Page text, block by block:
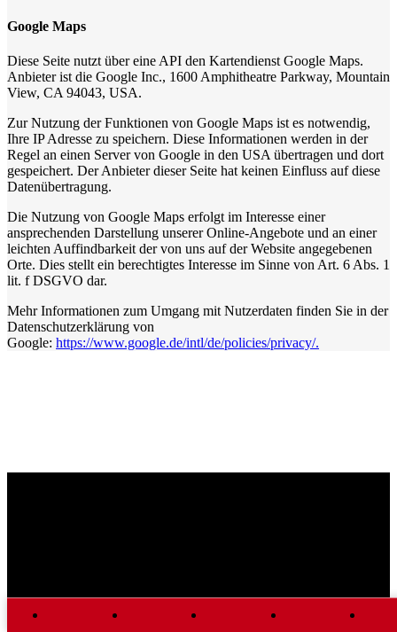
Google Maps
Diese Seite nutzt über eine API den Kartendienst Google Maps.
Anbieter ist die Google Inc., 1600 Amphitheatre Parkway, Mountain
View, CA 94043, USA.
Zur Nutzung der Funktionen von Google Maps ist es notwendig,
Ihre IP Adresse zu speichern. Diese Informationen werden in der
Regel an einen Server von Google in den USA übertragen und dort
gespeichert. Der Anbieter dieser Seite hat keinen Einfluss auf diese
Datenübertragung.
Die Nutzung von Google Maps erfolgt im Interesse einer
ansprechenden Darstellung unserer Online-Angebote und an einer
leichten Auffindbarkeit der von uns auf der Website angegebenen
Orte. Dies stellt ein berechtigtes Interesse im Sinne von Art. 6 Abs. 1
lit. f DSGVO dar.
Mehr Informationen zum Umgang mit Nutzerdaten finden Sie in der
Datenschutzerklärung von
Google: https://www.google.de/intl/de/policies/privacy/.